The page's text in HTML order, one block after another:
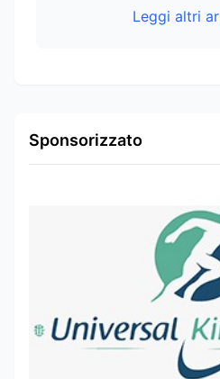
Leggi altri
Sponsorizzato